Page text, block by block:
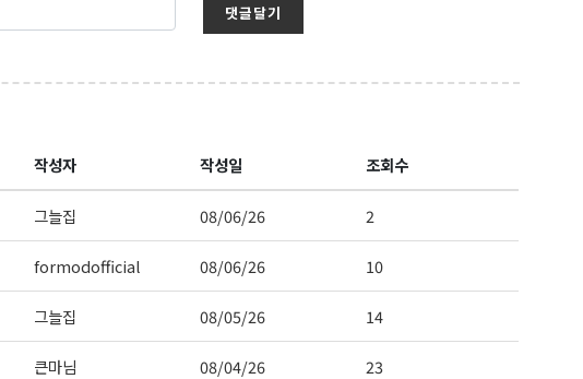
댓글달기
작성자 작성일 조회수
그늘집 08/06/26 2
formodofficial 08/06/26 10
그늘집 08/05/26 14
큰마님 08/04/26 23